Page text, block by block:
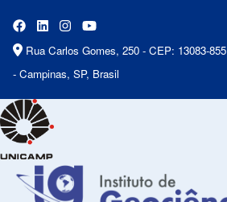
Rua Carlos Gomes, 250 - CEP: 13083-855
- Campinas, SP, Brasil